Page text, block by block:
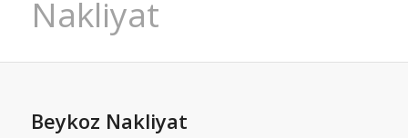
Nakliyat
Beykoz Nakliyat